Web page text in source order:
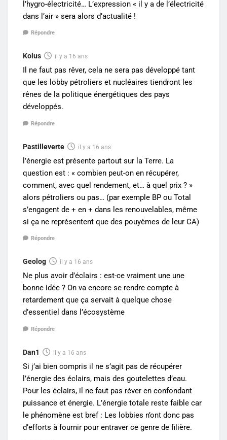
l’hygro-électricité… L’expression « il y a de l’électricité
dans l’air » sera alors d’actualité !
Répondre
Kolus il y a 16 ans
Il ne faut pas rêver, cela ne sera pas développé tant
que les lobby pétroliers et nucléaires tiendront les
rênes de la politique énergétiques des pays
développés.
Répondre
Pastilleverte il y a 16 ans
l’énergie est présente partout sur la Terre. La
question est : « combien peut-on en récupérer,
comment, avec quel rendement, et… à quel prix ? »
alors pétroliers ou pas… (par exemple BP ou Total
s’engagent de + en + dans les renouvelables, même
si ça ne représentent que des pouyèmes de leur CA)
Répondre
Geolog il y a 16 ans
Ne plus avoir d’éclairs : est-ce vraiment une une
bonne idée ? On va encore se rendre compte à
retardement que ça servait à quelque chose
d’essentiel dans l’écosystème
Répondre
Dan1 il y a 16 ans
Si j’ai bien compris il ne s’agit pas de récupérer
l’énergie des éclairs, mais des goutelettes d’eau.
Pour les éclairs, il ne faut pas réver en confondant
puissance et énergie. L’énergie totale reste faible car
le phénomène est bref : Les lobbies n’ont donc pas
d’efforts à fournir pour entraver ce genre de filière.